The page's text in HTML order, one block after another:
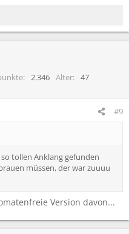
2.346 Alter
47
#9
tollen Anklang gefunden
müssen, der war zuuuu
Version davon...